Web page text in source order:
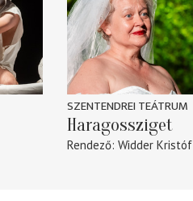
SZENTENDREI TEÁTRUM
Haragossziget
Rendező Widder Kristóf